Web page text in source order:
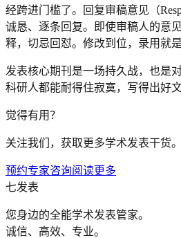
经跨进门槛了。回复审稿意见（
诚恳、逐条回复。即使审稿人的意
释，切忌回怼。修改到位，录用就是
发表核心期刊是一场持久战，也是
科研人都能耐得住寂寞，写得出好
觉得有用？
关注我们，获取更多学术发表干货。
预约专家咨询阅读更多
七发表
您身边的全能学术发表管家。
诚信、高效、专业。